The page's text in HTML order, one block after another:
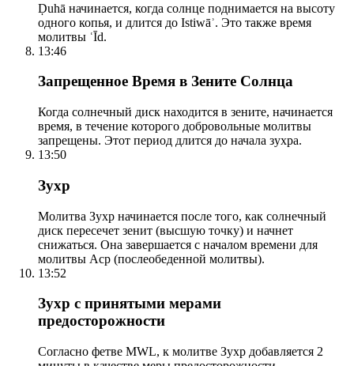
Ḍuhā начинается, когда солнце поднимается на высоту
одного копья, и длится до Istiwāʾ. Это также время
молитвы ʿĪd.
13:46
Запрещенное Время в Зените Солнца
Когда солнечный диск находится в зените, начинается
время, в течение которого добровольные молитвы
запрещены. Этот период длится до начала зухра.
13:50
Зухр
Молитва Зухр начинается после того, как солнечный
диск пересечет зенит (высшую точку) и начнет
снижаться. Она завершается с началом времени для
молитвы Аср (послеобеденной молитвы).
13:52
Зухр с принятыми мерами
предосторожности
Согласно фетве MWL, к молитве Зухр добавляется 2